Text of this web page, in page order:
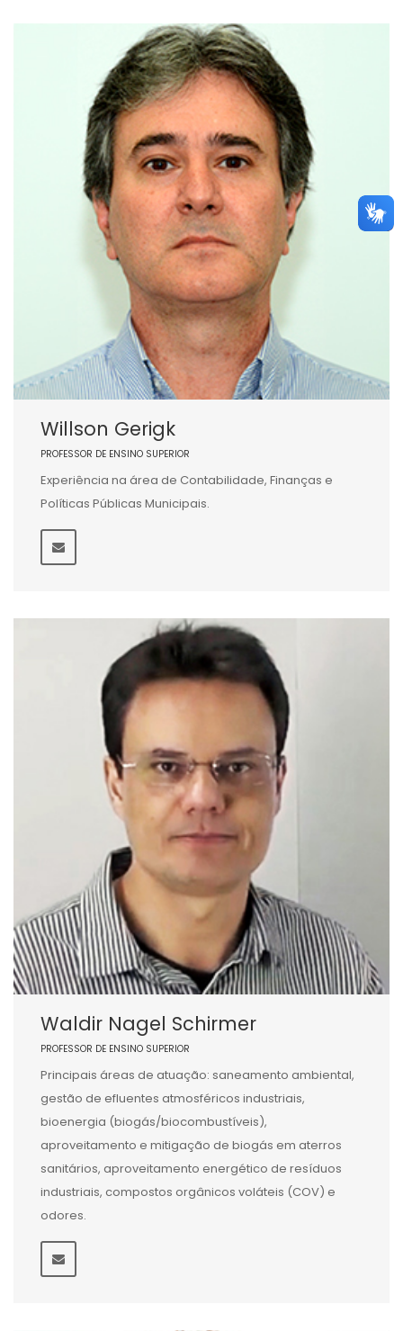
Willson Gerigk
PROFESSOR DE ENSINO SUPERIOR
Experiência na área de Contabilidade, Finanças e
Políticas Públicas Municipais.
Waldir Nagel Schirmer
PROFESSOR DE ENSINO SUPERIOR
Principais áreas de atuação: saneamento ambiental,
gestão de efluentes atmosféricos industriais,
bioenergia (biogás/biocombustíveis),
aproveitamento e mitigação de biogás em aterros
sanitários, aproveitamento energético de resíduos
industriais, compostos orgânicos voláteis (COV) e
odores.